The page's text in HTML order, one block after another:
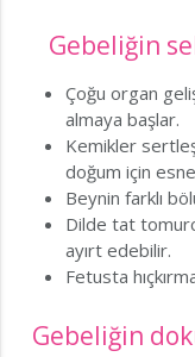
Gebeliğin
Çoğu organ
almaya başlar.
Kemikler
doğum için
Beynin farklı
Dilde tat
ayırt edebilir.
Fetusta
Gebeliğin